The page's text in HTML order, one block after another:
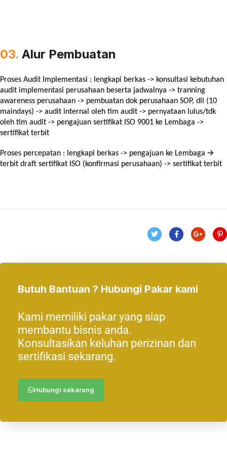
03. Alur Pembuatan
Proses Audit Implementasi : lengkapi berkas -> konsultasi kebutuhan
audit implementasi perusahaan beserta jadwalnya -> tranning
awareness perusahaan -> pembuatan dok perusahaan SOP, dll (10
maindays) -> audit internal oleh tim audit -> pernyataan lulus/tdk
oleh tim audit -> pengajuan sertifikat ISO 9001 ke Lembaga ->
sertifikat terbit
Proses percepatan : lengkapi berkas -> pengajuan ke Lembaga 🡪
terbit draft sertifikat ISO (konfirmasi perusahaan) -> sertifikat terbit
Butuh Bantuan ? Hubungi Pakar kami
Kami memiliki pakar yang siap
membantu bisnis anda.
Konsultasikan keluhan perizinan dan
sertifikasi sekarang.
Hubungi sekarang